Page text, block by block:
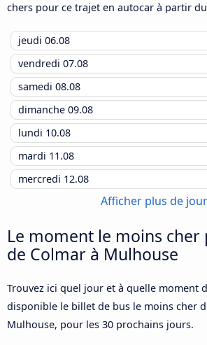
chers pour ce trajet en autocar à partir du
jeudi 06.08
vendredi 07.08
samedi 08.08
dimanche 09.08
lundi 10.08
mardi 11.08
mercredi 12.08
Afficher plus de
Le moment le moins
de Colmar à Mulhouse
Trouvez ici quel jour et à quelle moment
disponible le billet de bus le moins cher
Mulhouse, pour les 30 prochains jours.